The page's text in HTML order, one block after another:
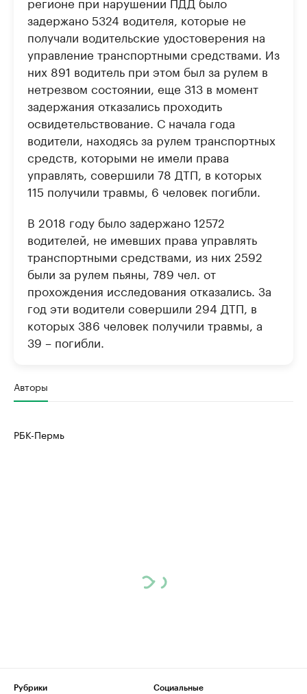
задержано 5324 водителя, которые не
получали водительские удостоверения на
управление транспортными средствами. Из
них 891 водитель при этом был за рулем в
нетрезвом состоянии, еще 313 в момент
задержания отказались проходить
освидетельствование. С начала года
водители, находясь за рулем транспортных
средств, которыми не имели права
управлять, совершили 78 ДТП, в которых
115 получили травмы, 6 человек погибли.
В 2018 году было задержано 12572
водителей, не имевших права управлять
транспортными средствами, из них 2592
были за рулем пьяны, 789 чел. от
прохождения исследования отказались. За
год эти водители совершили 294 ДТП, в
которых 386 человек получили травмы, а
39 – погибли.
Авторы
РБК-Пермь
Рубрики
Социальные